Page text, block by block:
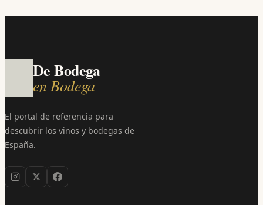
De Bodega
en Bodega
El portal de referencia para
descubrir los vinos y bodegas de
España.